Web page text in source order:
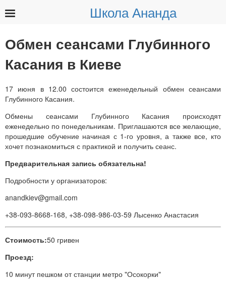
Школа Ананда
Обмен сеансами Глубинного
Касания в Киеве
17 июня в 12.00 состоится еженедельный обмен сеансами
Глубинного Касания.
Обмены сеансами Глубинного Касания происходят
еженедельно по понедельникам. Приглашаются все желающие,
прошедшие обучение начиная с 1-го уровня, а также все, кто
хочет познакомиться с практикой и получить сеанс.
Предварительная запись обязательна!
Подробности у организаторов:
anandkiev@gmail.com
+38-093-8668-168, +38-098-986-03-59 Лысенко Анастасия
Стоимость:50 гривен
Проезд:
10 минут пешком от станции метро "Осокорки"